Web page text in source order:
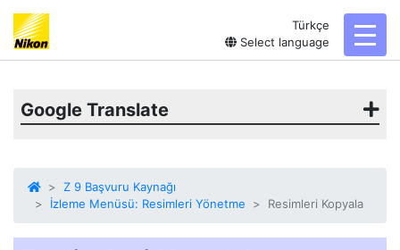
Türkçe
Select language
Google Translate
Z 9 Başvuru Kaynağı
İzleme Menüsü: Resimleri Yönetme
Resimleri Kopyala